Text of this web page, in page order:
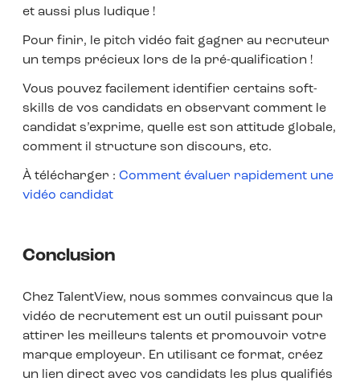
et aussi plus ludique !
Pour finir, le pitch vidéo fait gagner au recruteur
un temps précieux lors de la pré-qualification !
Vous pouvez facilement identifier certains soft-
skills de vos candidats en observant comment le
candidat s’exprime, quelle est son attitude globale,
comment il structure son discours, etc.
À télécharger : Comment évaluer rapidement une
vidéo candidat
Conclusion
Chez TalentView, nous sommes convaincus que la
vidéo de recrutement est un outil puissant pour
attirer les meilleurs talents et promouvoir votre
marque employeur. En utilisant ce format, créez
un lien direct avec vos candidats les plus qualifiés